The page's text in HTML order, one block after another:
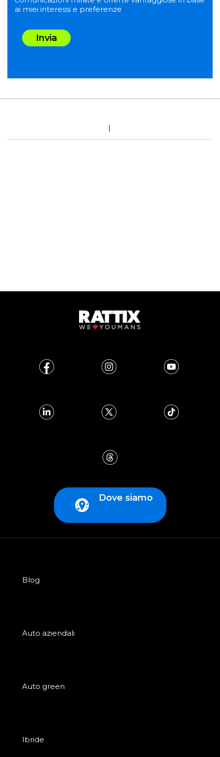
ai miei interessi e preferenze
Invia
Dove siamo
Blog
Auto aziendali
Auto green
Ibride